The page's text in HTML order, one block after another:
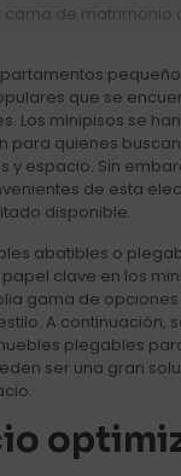
cama de matrimonio
que se
Los minipisos se
para quienes
y espacio. Sin
de esta
disponible.
abatibles o
clave en los
gama de opciones
A continuación,
plegables
ser una gran